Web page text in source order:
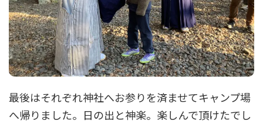
最後はそれぞれ神社へお参りを済ませてキャンプ場
へ帰りました。日の出と神楽。楽しんで頂けたでし